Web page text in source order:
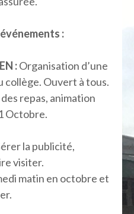
:
:Organisation d’une
collège. Ouvert à tous.
repas, animation
Octobre.
la publicité,
visiter.
matin en octobre et